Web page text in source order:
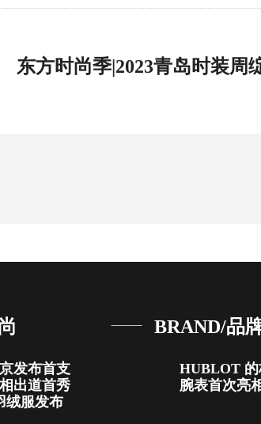
东方时尚季|2023青岛时装周
发布首支
出道首秀
服发布
BRAND/品
HUBLOT
腕表首次亮